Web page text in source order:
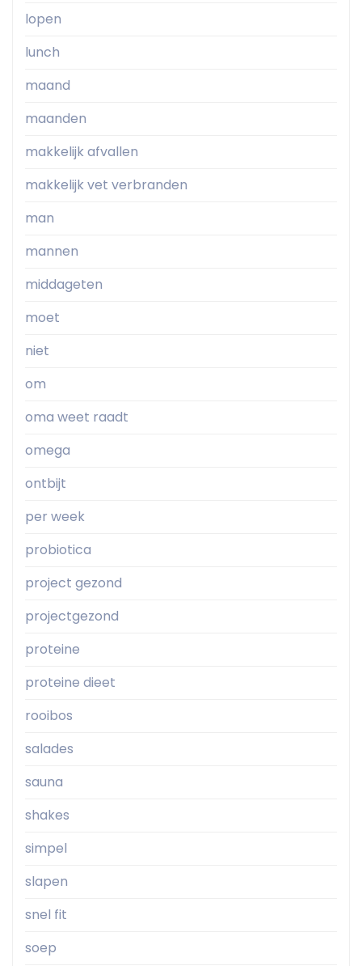
lopen
lunch
maand
maanden
makkelijk afvallen
makkelijk vet verbranden
man
mannen
middageten
moet
niet
om
oma weet raadt
omega
ontbijt
per week
probiotica
project gezond
projectgezond
proteine
proteine dieet
rooibos
salades
sauna
shakes
simpel
slapen
snel fit
soep